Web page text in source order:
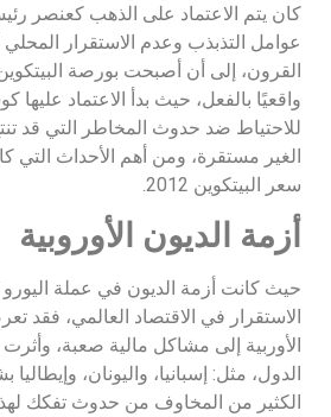
كان يتم الاعتماد على الذهب كعنصر
عوامل التذبذب وعدم الاستقرار المحلي
واقعيًا بالفعل، حيث بدأ الاعتماد عليها
للاحتياط ضد حدوث المخاطر التي قد
الغير مستقرة، ومن أهم الأحداث التي
سعر البيتكوين 2012.
أزمة الديون الأوروبية
حيث كانت أزمة الديون في عملة اليورو
الاستقرار في الاقتصاد العالمي، فقد
الأوربية إلى مشاكل مالية صعبة،
الدول، مثل: إسبانيا، واليونان،
الكثير من المخاوف من حدوث تفكك لهذا